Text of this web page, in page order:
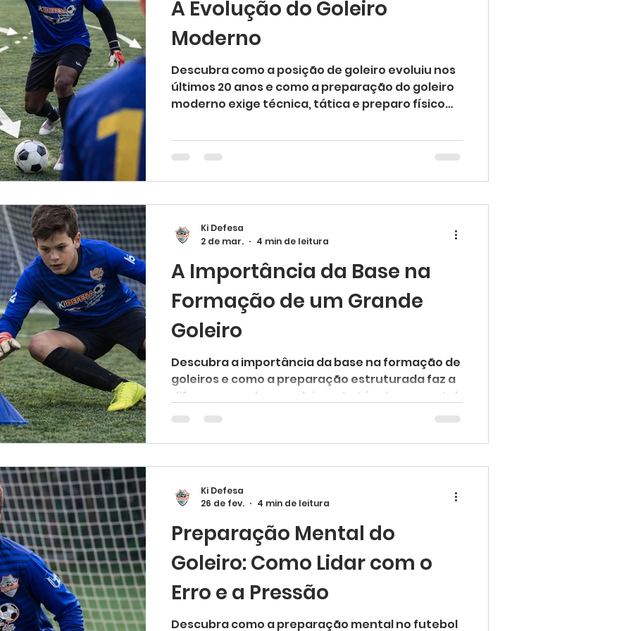
compartilhar dicas valiosas de técnica
A Evolução do Goleiro
Moderno
Descubra como a posição de goleiro evoluiu nos
últimos 20 anos e como a preparação do goleiro
moderno exige técnica, tática e preparo físico
A Importância da Base na
Formação de um Grande
Goleiro
Descubra a importância da base na formação de
goleiros e como a preparação estruturada faz a
diferença no desenvolvimento técnico e mental.
Ki Defesa
2 de mar.
4 min de leitura
Preparação Mental do
Goleiro: Como Lidar com o
Erro e a Pressão
Descubra como a preparação mental no futebol
Ki Defesa
26 de fev.
4 min de leitura